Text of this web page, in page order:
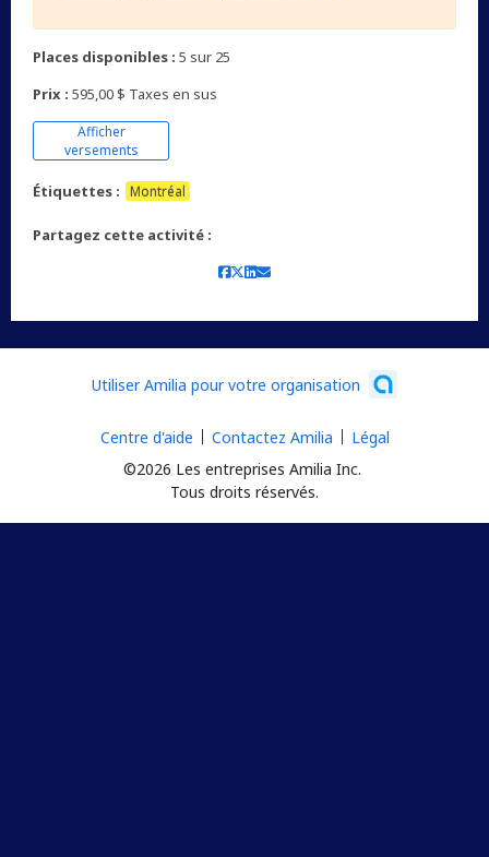
Places disponibles : 5 sur 25
Prix : 595,00 $ Taxes en sus
Afficher
versements
Étiquettes : Montréal
Partagez cette activité :
Utiliser Amilia pour votre organisation
©2026 Les entreprises Amilia Inc.
Tous droits réservés.
Centre d'aide Contactez Amilia Légal